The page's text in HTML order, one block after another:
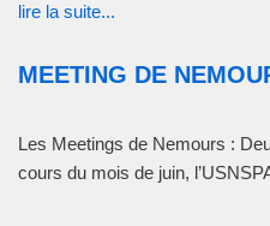
lire la suite...
MEETING DE
Les Meetings de Nemours :
cours du mois de juin,